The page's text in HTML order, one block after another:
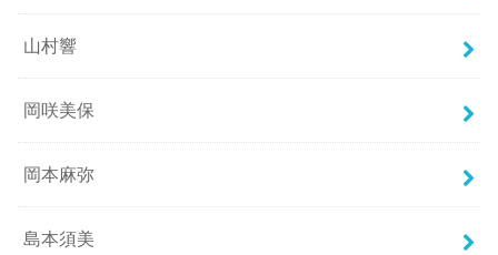
山村響
岡咲美保
岡本麻弥
島本須美